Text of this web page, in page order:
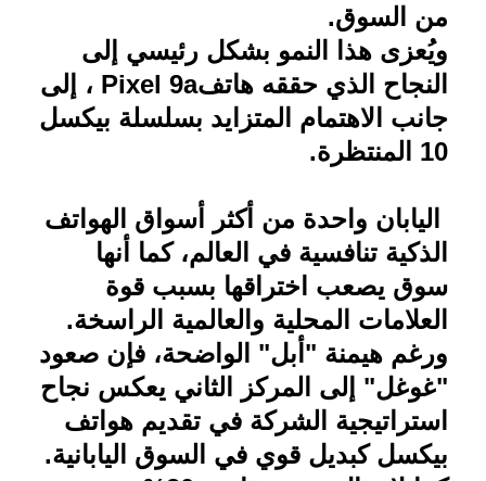
من السوق.
ويُعزى هذا النمو بشكل رئيسي إلى
النجاح الذي حققه هاتفPixel 9a ، إلى
جانب الاهتمام المتزايد بسلسلة بيكسل
10 المنتظرة
.
اليابان واحدة من أكثر أسواق الهواتف
الذكية تنافسية في العالم، كما أنها
سوق يصعب اختراقها بسبب قوة
العلامات المحلية والعالمية الراسخة.
ورغم هيمنة "أبل" الواضحة، فإن صعود
"غوغل" إلى المركز الثاني يعكس نجاح
استراتيجية الشركة في تقديم هواتف
بيكسل كبديل قوي في السوق اليابانية.